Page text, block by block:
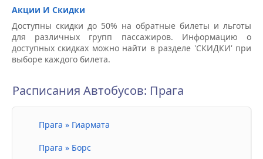
Акции И Скидки
Доступны скидки до 50% на обратные билеты и льготы
для различных групп пассажиров. Информацию о
доступных скидках можно найти в разделе 'СКИДКИ' при
выборе каждого билета.
Расписания Автобусов: Прага
Прага » Гиармата
Прага » Борс